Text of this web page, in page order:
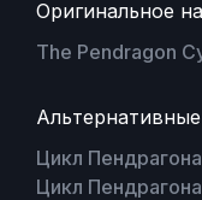
Оригинальное
The Pendragon
Цикл
Цикл Пендрагона